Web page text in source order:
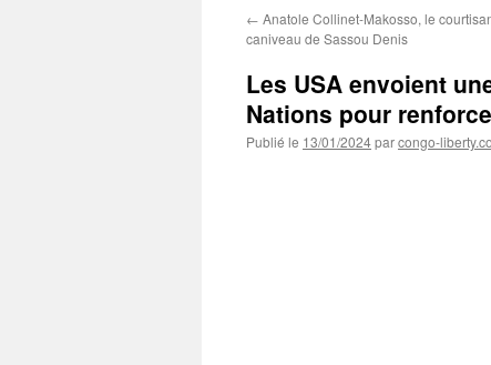
← Anatole Collinet-Makosso, le
caniveau de Sassou Denis
Les USA envoient
Nations pour
Publié le 13/01/2024parcongo-